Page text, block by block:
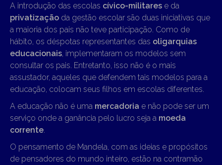
A introdução das escolas cívico-militares e da
privatização da gestão escolar são duas iniciativas que
a maioria dos pais não teve participação. Como de
hábito, os déspotas representantes das oligarquias
educacionais , implementaram os modelos sem
consultar os pais. Entretanto, isso não é o mais
assustador, aqueles que defendem tais modelos para a
educação, colocam seus filhos em escolas diferentes.
A educação não é uma mercadoria e não pode ser um
serviço onde a ganância pelo lucro seja a moeda
corrente
O pensamento de Mandela, com as ideias e propósitos
de pensadores do mundo inteiro, estão na contramão